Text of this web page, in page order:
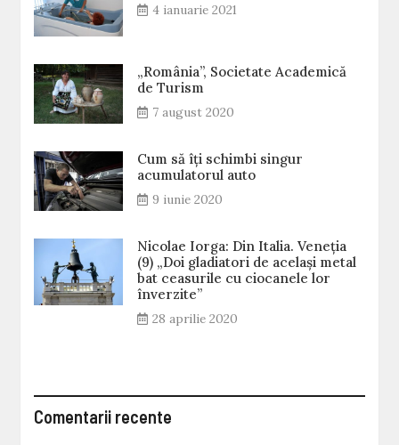
4 ianuarie 2021
„România”, Societate Academică
de Turism
7 august 2020
Cum să îți schimbi singur
acumulatorul auto
9 iunie 2020
Nicolae Iorga: Din Italia. Veneţia
(9) „Doi gladiatori de același metal
bat ceasurile cu ciocanele lor
înverzite”
28 aprilie 2020
Comentarii recente